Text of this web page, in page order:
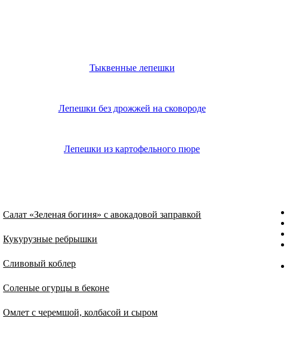
Тыквенные лепешки
Лепешки без дрожжей на сковороде
Лепешки из картофельного пюре
Салат «Зеленая богиня» с авокадовой заправкой
Кукурузные ребрышки
Сливовый коблер
Соленые огурцы в беконе
Омлет с черемшой, колбасой и сыром